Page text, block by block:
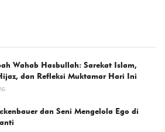
Wahab Hasbullah: Sarekat Islam,
dan Refleksi Muktamar Hari Ini
dan Seni Mengelola Ego di